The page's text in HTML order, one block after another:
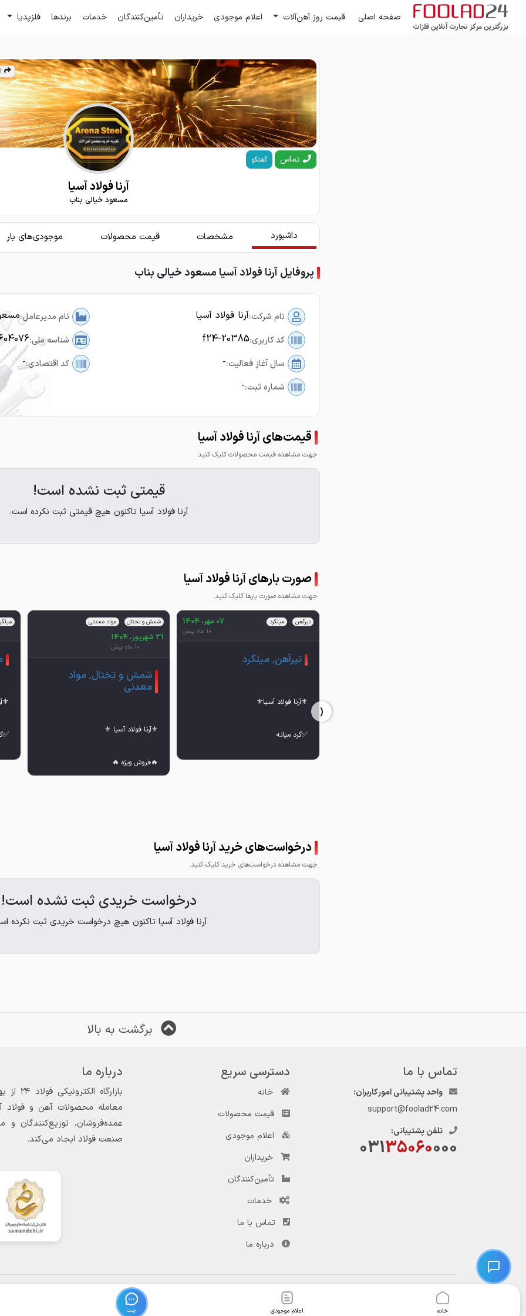
صفحه اصلی قیمت روز آهن‌آلات اعلام موجودی خریداران تأمین‌کنندگان خدمات برندها فلزپدیا
تماس گفتگو
آرنا فولاد آسیا
مسعود خیالی بناب
داشبورد مشخصات قیمت محصولات موجودی‌های بار
پروفایل آرنا فولاد آسیا مسعود خیالی بناب
نام شرکت:آرنا فولاد آسیا نام مدیرعامل:
کد کاربری:f24-20385 شناسه ملی:
سال آغاز فعالیت:- کد اقتصادی:-
شماره ثبت:-
قیمت‌های آرنا فولاد آسیا
جهت مشاهده قیمت محصولات کلیک کنید.
قیمتی ثبت نشده است!
آرنا فولاد آسیا تاکنون هیچ قیمتی ثبت نکرده است.
صورت بارهای آرنا فولاد آسیا
جهت مشاهده صورت بارها کلیک کنید.
تیرآهن میلگرد 07 مهر، 1404
10 ماه پیش
تیرآهن, میلگرد
شمش و تختال مواد معدنی
31 شهریور، 1404
10 ماه پیش
شمش و تختال, مواد
معدنی
☎️041_37720777
‹
درخواست‌های خرید آرنا فولاد آسیا
جهت مشاهده درخواست‌های خرید کلیک کنید.
درخواست خریدی ثبت نشده است!
آرنا فولاد آسیا تاکنون هیچ درخواست خریدی ثبت نکرده
برگشت به بالا
تماس با ما
واحد پشتیبانی امور کاربران:
support@foolad24.com
تلفن پشتیبانی:
03135060000
دسترسی سریع
خانه
قیمت محصولات
اعلام موجودی
خریداران
تأمین‌کنندگان
خدمات
تماس با ما
درباره ما
درباره ما
معامله محصولات آهن و فولاد
عمده‌فروشان، توزیع‌کنندگان
صنعت فولاد ایجاد می‌کند.
© کلیه حقوق این وب‌سایت و سرویس‌های آن متعلق به سامانه فولاد ۲۴ است.
خانه اعلام موجودی چت